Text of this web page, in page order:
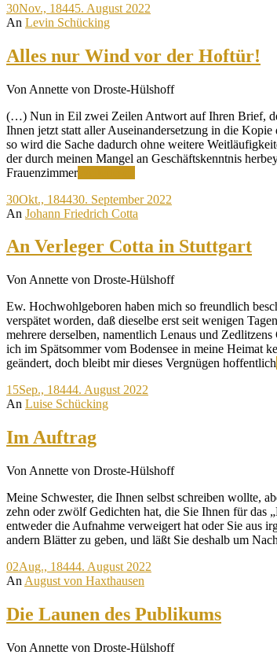
30Nov., 18445. August 2022
An Levin Schücking
Alles nur Wind vor der Hoftür!
Von Annette von Droste-Hülshoff
(…) Nun in Eil zwei Zeilen Antwort auf Ihren Brief, der
Ihnen jetzt statt aller Auseinandersetzung in die
so wird die Sache dadurch ohne weitere
der durch meinen Mangel an Geschäftskenntnis
Frauenzimmer
Wind
vor
Hoftür!
30Okt., 184430. September 2022
An Johann Friedrich Cotta
An Verleger Cotta in Stuttgart
Von Annette von Droste-Hülshoff
Ew. Hochwohlgeboren haben mich so freundlich
verspätet worden, daß dieselbe erst seit wenigen
mehrere derselben, namentlich Lenaus und
ich im Spätsommer vom Bodensee in meine Heimat
geändert, doch bleibt mir dieses Vergnügen hoffentlich
15Sep., 18444. August 2022
An Luise Schücking
Im Auftrag
Von Annette von Droste-Hülshoff
Meine Schwester, die Ihnen selbst schreiben wollte,
zehn oder zwölf Gedichten hat, die Sie Ihnen für das
entweder die Aufnahme verweigert hat oder Sie aus
andern Blätter zu geben, und läßt Sie deshalb um
02Aug., 18444. August 2022
An August von Haxthausen
Die Launen des Publikums
Von Annette von Droste-Hülshoff